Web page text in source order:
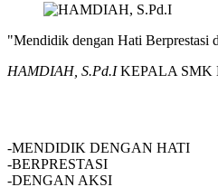
"Mendidik dengan Hati Berprestasi
HAMDIAH, S.Pd.IKEPALA SMK
-MENDIDIK DENGAN HATI
-BERPRESTASI
-DENGAN AKSI